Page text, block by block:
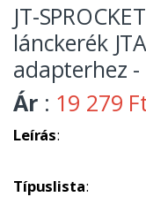
JT-
lánckerék
adapterhez -
Ár : 19 279
Leírás:
Típuslista: